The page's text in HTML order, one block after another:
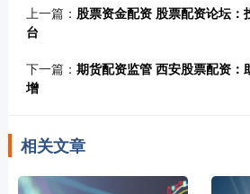
上一篇： 股票资金配资 股票配资论坛：
台
下一篇： 期货配资监管 西安股票配资：
增
相关文章